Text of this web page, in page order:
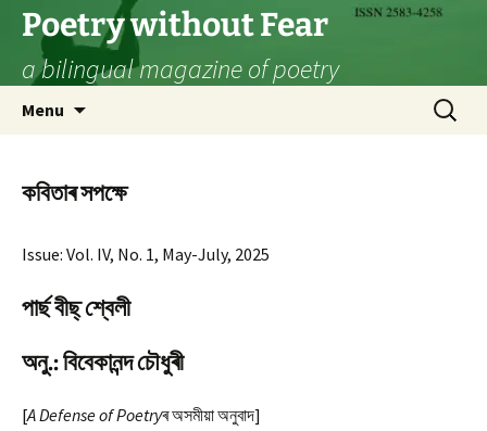
Skip
content
Poetry without Fear
a bilingual magazine of poetry
Menu
Search
for:
কবিতাৰ সপক্ষে
Issue: Vol. IV, No. 1, May-July, 2025
পাৰ্ছ বীছ্ শ্বেলী
অনু.: বিবেকানন্দ চৌধুৰী
[A Defense of Poetryৰ অসমীয়া অনুবাদ]